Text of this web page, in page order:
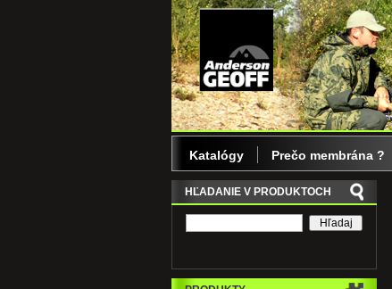
HĽADANIE V PRODUKTOCH
Katalógy Prečo membrána ?